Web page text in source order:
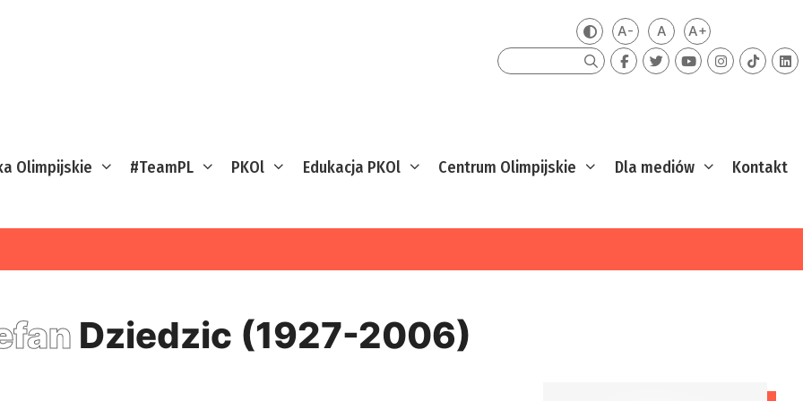
Zmień kontrast
A-Mniejsza czcionka
ADomyślna czcionka
A+Większa
Szukaj
Olimpijskie #TeamPL PKOl Edukacja PKOl Centrum Olimpijskie Dla mediów Kontakt
Dziedzic (1927-2006)